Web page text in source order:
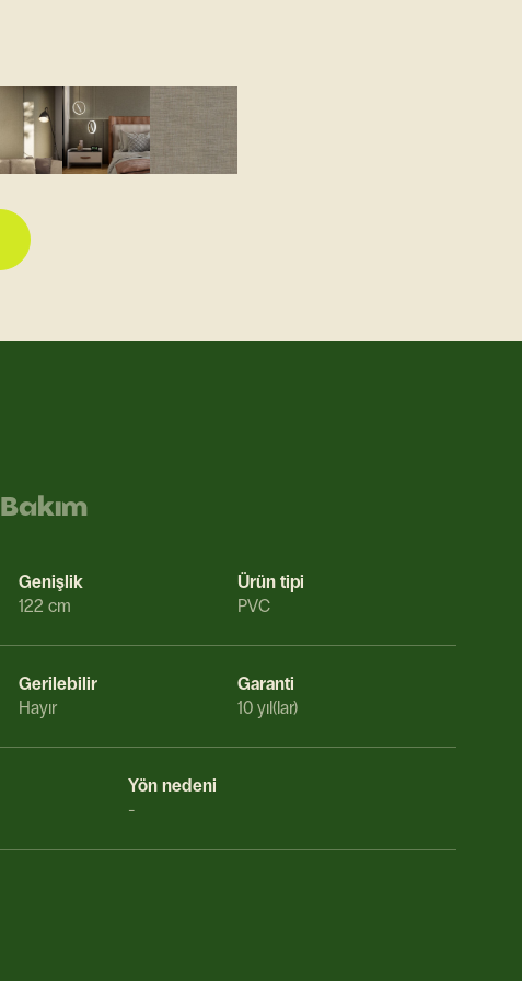
Bakım
Genişlik
122 cm
Ürün tipi
PVC
Gerilebilir
Hayır
Garanti
10 yıl(lar)
Yön nedeni
-